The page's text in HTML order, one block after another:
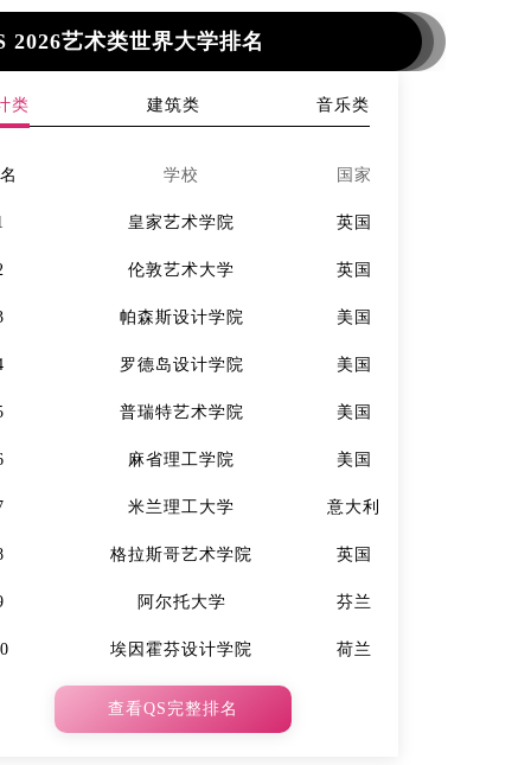
2026艺术类世界大学排名
类 建筑类 音乐类
学校 国家
皇家艺术学院 英国
伦敦艺术大学 英国
帕森斯设计学院 美国
罗德岛设计学院 美国
普瑞特艺术学院 美国
麻省理工学院 美国
米兰理工大学 意大利
格拉斯哥艺术学院 英国
阿尔托大学 芬兰
埃因霍芬设计学院 荷兰
查看QS完整排名